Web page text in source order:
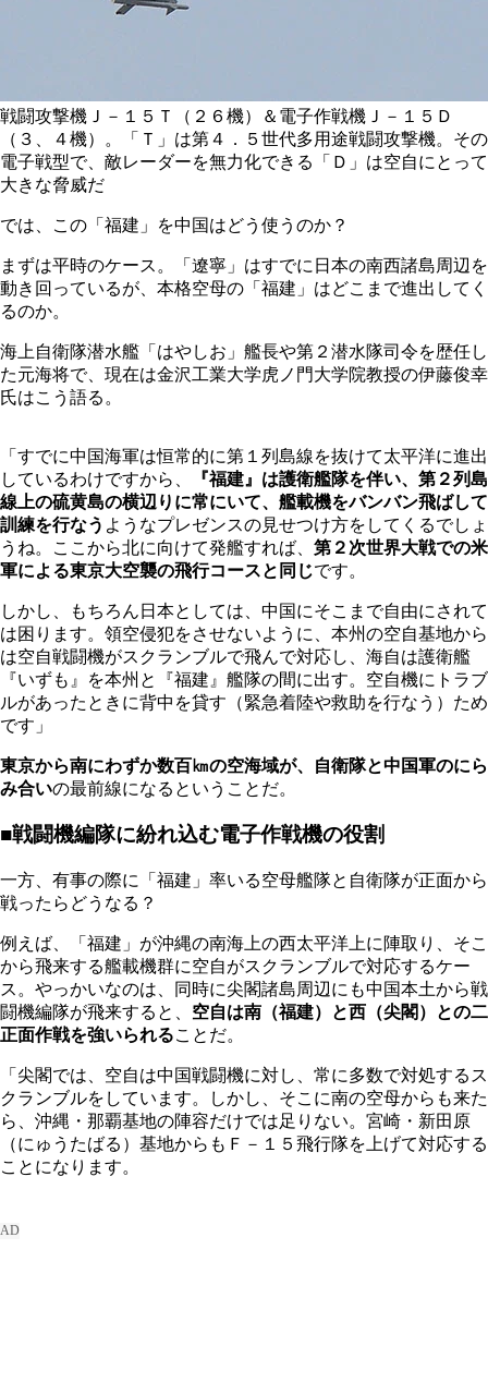
戦闘攻撃機Ｊ－１５Ｔ（２６機）＆電子作戦機Ｊ－１５Ｄ
（３、４機）。「Ｔ」は第４．５世代多用途戦闘攻撃機。その
電子戦型で、敵レーダーを無力化できる「Ｄ」は空自にとって
大きな脅威だ
では、この「福建」を中国はどう使うのか？
まずは平時のケース。「遼寧」はすでに日本の南西諸島周辺を
動き回っているが、本格空母の「福建」はどこまで進出してく
るのか。
海上自衛隊潜水艦「はやしお」艦長や第２潜水隊司令を歴任し
た元海将で、現在は金沢工業大学虎ノ門大学院教授の伊藤俊幸
氏はこう語る。
「すでに中国海軍は恒常的に第１列島線を抜けて太平洋に進出
しているわけですから、
『福建』は護衛艦隊を伴い、第２列島
線上の硫黄島の横辺りに常にいて、艦載機をバンバン飛ばして
訓練を行なう ようなプレゼンスの見せつけ方をしてくるでしょ
うね。ここから北に向けて発艦すれば、 第２次世界大戦での米
軍による東京大空襲の飛行コースと同じです。
しかし、もちろん日本としては、中国にそこまで自由にされて
は困ります。領空侵犯をさせないように、本州の空自基地から
は空自戦闘機がスクランブルで飛んで対応し、海自は護衛艦
『いずも』を本州と『福建』艦隊の間に出す。空自機にトラブ
ルがあったときに背中を貸す（緊急着陸や救助を行なう）ため
です」
東京から南にわずか数百㎞の空海域が、自衛隊と中国軍のにら
み合いの最前線になるということだ。
■戦闘機編隊に紛れ込む電子作戦機の役割
一方、有事の際に「福建」率いる空母艦隊と自衛隊が正面から
戦ったらどうなる？
例えば、「福建」が沖縄の南海上の西太平洋上に陣取り、そこ
から飛来する艦載機群に空自がスクランブルで対応するケー
ス。やっかいなのは、同時に尖閣諸島周辺にも中国本土から戦
闘機編隊が飛来すると、 空自は南（福建）と西（尖閣）との二
正面作戦を強いられることだ。
「尖閣では、空自は中国戦闘機に対し、常に多数で対処するス
クランブルをしています。しかし、そこに南の空母からも来た
ら、沖縄・那覇基地の陣容だけでは足りない。宮崎・新田原
（にゅうたばる）基地からもＦ－１５飛行隊を上げて対応する
ことになります。